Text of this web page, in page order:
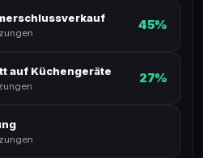
45%
auf Küchengeräte 27%